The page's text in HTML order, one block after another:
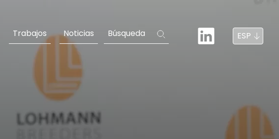
Trabajos Noticias Búsqueda ESP